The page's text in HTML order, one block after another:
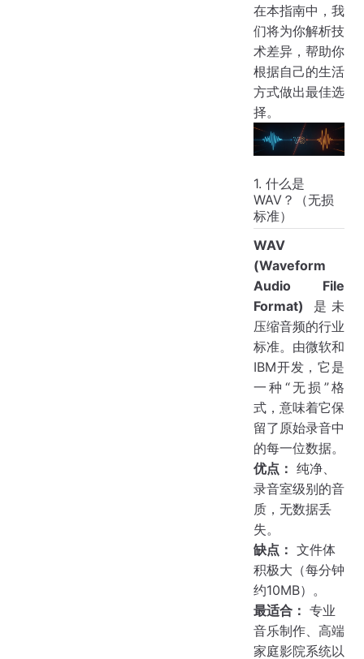
在本指南中，我
们将为你解析技
术差异，帮助你
根据自己的生活
方式做出最佳选
择。
1. 什么是
WAV？（无损
标准）
WAV
(Waveform
Audio File
Format) 是未
压缩音频的行业
标准。由微软和
IBM开发，它是
一种“无损”格
式，意味着它保
留了原始录音中
的每一位数据。
优点： 纯净、
录音室级别的音
质，无数据丢
失。
缺点： 文件体
积极大（每分钟
约10MB）。
最适合： 专业
音乐制作、高端
家庭影院系统以